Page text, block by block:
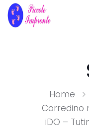
Home
Corredino
iDO –